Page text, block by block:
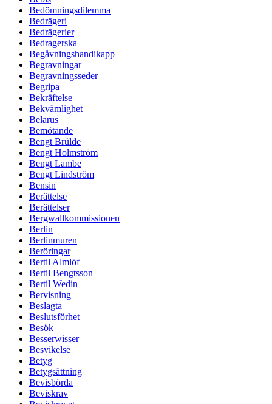
Bedömningsdilemma
Bedrägeri
Bedrägerier
Bedragerska
Begåvningshandikapp
Begravningar
Begravningsseder
Begripa
Bekräftelse
Bekvämlighet
Belarus
Bemötande
Bengt Brülde
Bengt Holmström
Bengt Lambe
Bengt Lindström
Bensin
Berättelse
Berättelser
Bergwallkommissionen
Berlin
Berlinmuren
Beröringar
Bertil Almlöf
Bertil Bengtsson
Bertil Wedin
Bervisning
Beslagta
Beslutsförhet
Besök
Besserwisser
Besvikelse
Betyg
Betygsättning
Bevisbörda
Beviskrav